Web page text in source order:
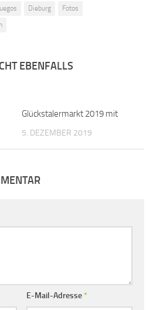
Dieburg
Fotos
EBENFALLS
Glückstalermarkt 2019 mit
5. DEZEMBER 2019
E-Mail-Adresse *